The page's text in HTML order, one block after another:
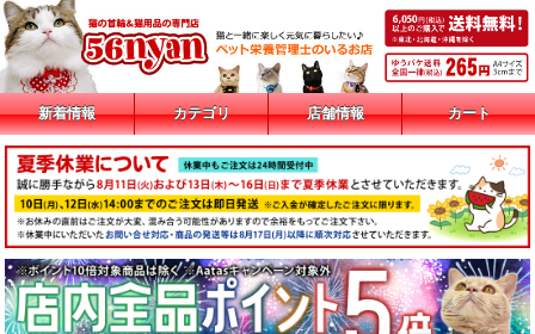
新着情報 カテゴリ 店舗情報 カート